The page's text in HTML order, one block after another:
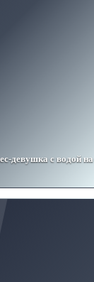
девушка с водой на